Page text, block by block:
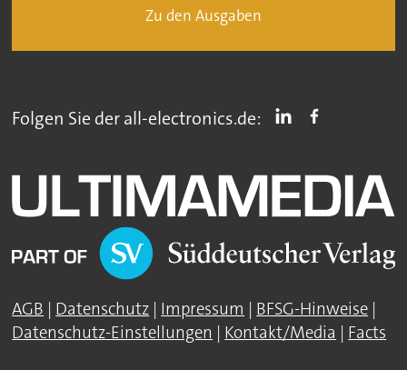
Zu den Ausgaben
Folgen Sie der all-electronics.de:
AGB | Datenschutz | Impressum | BFSG-Hinweise |
Datenschutz-Einstellungen | Kontakt/Media | Facts